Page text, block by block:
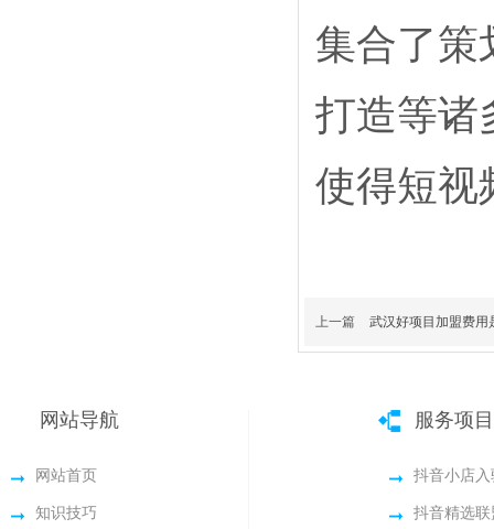
集合了策
打造等诸
使得短视
上一篇 武汉好项目加盟费用
网站首页
知识技巧
抖音小店入
抖音精选
网站导航 服务项目